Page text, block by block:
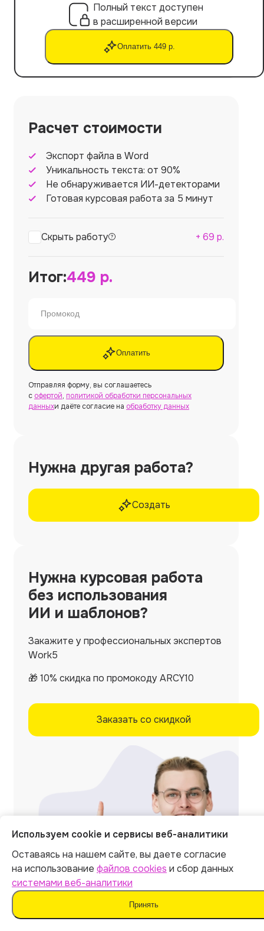
Полный текст доступен
в расширенной версии
Оплатить 449 р.
Расчет стоимости
Экспорт файла в Word
Уникальность текста: от 90%
Не обнаруживается ИИ-детекторами
Готовая курсовая работа за 5 минут
Скрыть работу + 69 р.
Итог:449 р.
Оплатить
Отправляя форму, вы соглашаетесь
с офертой, политикой обработки персональных
данныхи даёте согласие на обработку данных
Нужна другая работа?
Создать
Нужна курсовая работа
без использования
ИИ и шаблонов?
Закажите у профессиональных экспертов
Work5
🎁 10% скидка по промокоду ARCY10
Заказать со скидкой
Используем cookie и сервисы веб-аналитики
Оставаясь на нашем сайте, вы даете согласие
на использование файлов cookies и сбор данных
системами веб-аналитики
Принять